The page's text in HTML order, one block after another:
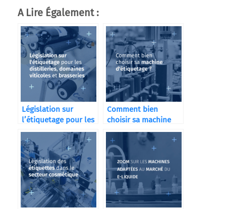
A Lire Également :
Législation sur
l’étiquetage pour les
distilleries
Comment bien
choisir sa machine
d’étiquetage ?